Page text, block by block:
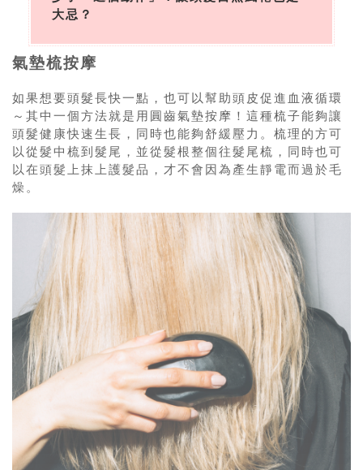
大忌？
氣墊梳按摩
如果想要頭髮長快一點，也可以幫助頭皮促進血液循環
～其中一個方法就是用圓齒氣墊按摩！這種梳子能夠讓
頭髮健康快速生長，同時也能夠舒緩壓力。梳理的方可
以從髮中梳到髮尾，並從髮根整個往髮尾梳，同時也可
以在頭髮上抹上護髮品，才不會因為產生靜電而過於毛
燥。